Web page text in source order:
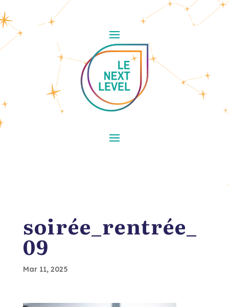
soirée_rentrée_
09
Mar 11, 2025